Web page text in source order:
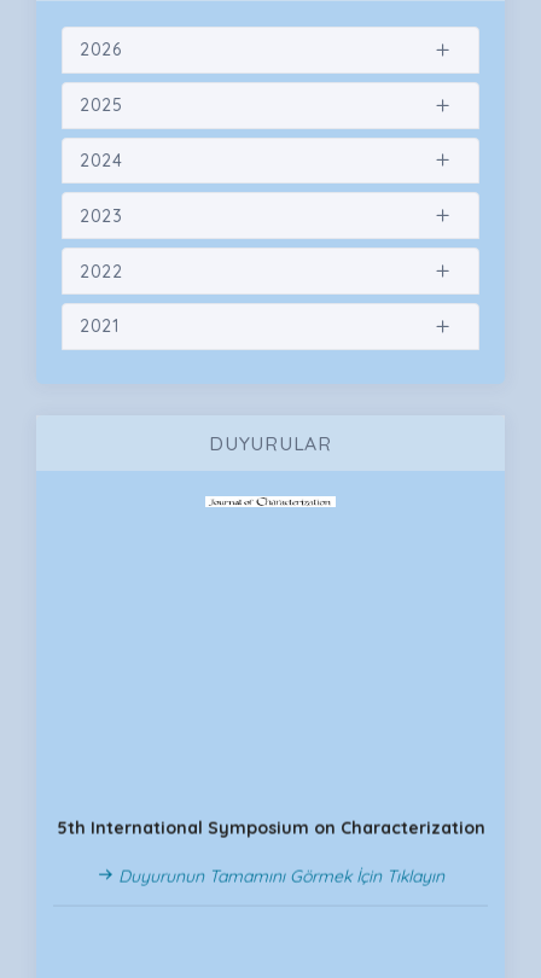
2026
2025
2024
2023
2022
2021
DUYURULAR
5th International Symposium on Characterization
Duyurunun Tamamını Görmek İçin Tıklayın